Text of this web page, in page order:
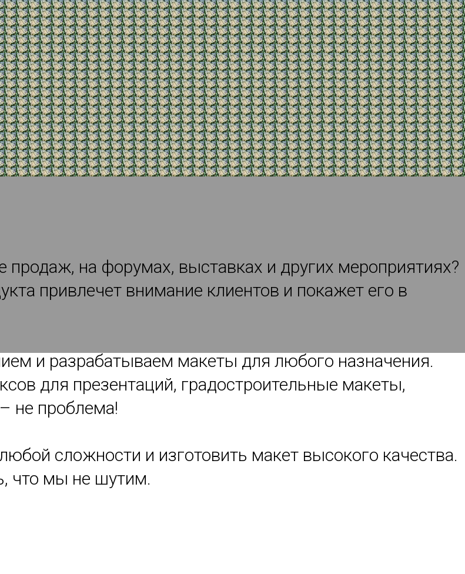
МАСТЕРСКОЙ
продаж, на форумах, выставках и других мероприятиях?
привлечет внимание клиентов и покажет его в
и разрабатываем макеты для любого назначения.
для презентаций, градостроительные макеты,
не проблема!
сложности и изготовить макет высокого качества.
что мы не шутим.